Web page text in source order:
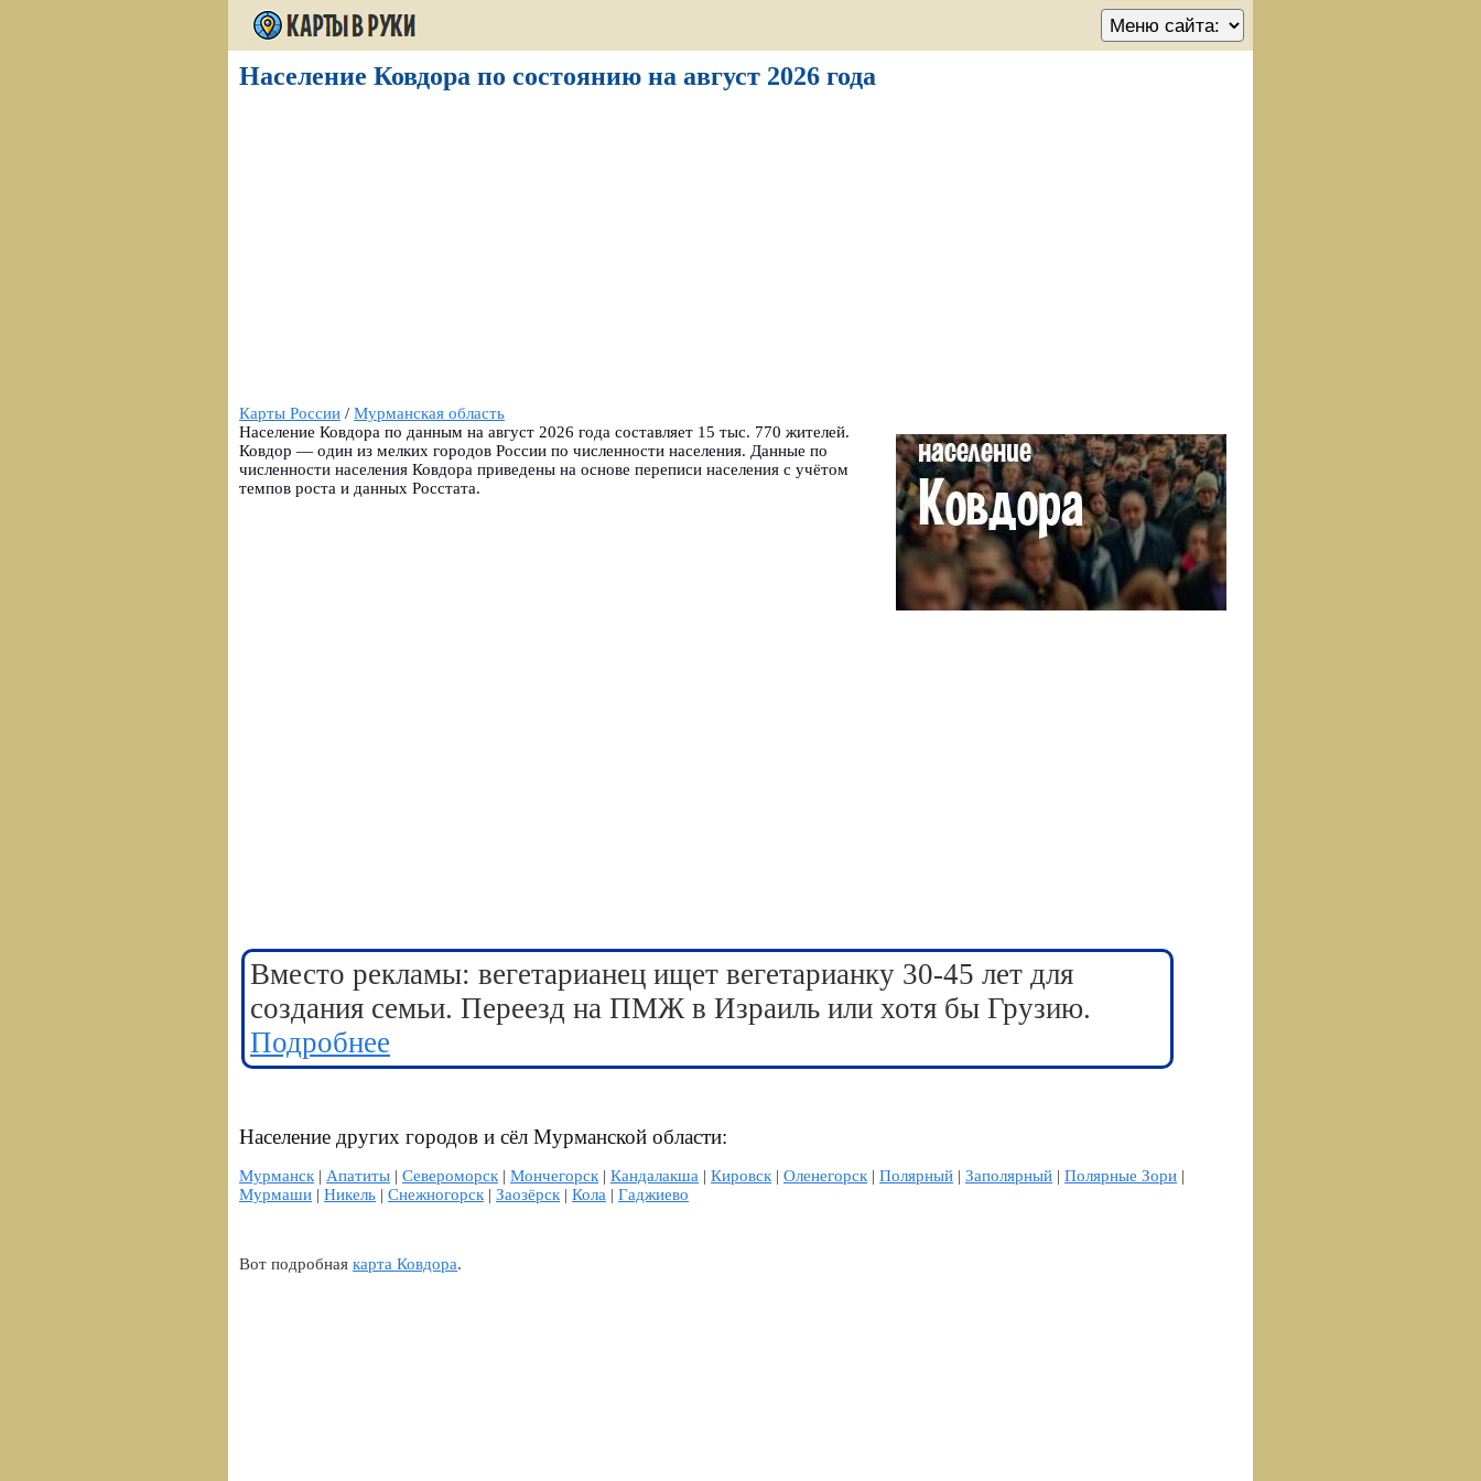
Население Ковдора по состоянию на август 2026 года
Карты России / Мурманская область
Население Ковдора по данным на август 2026 года составляет 15 тыс. 770 жителей.
Ковдор — один из мелких городов России по численности населения. Данные по
численности населения Ковдора приведены на основе переписи населения с учётом
темпов роста и данных Росстата.
Вместо рекламы: вегетарианец ищет вегетарианку 30-45 лет для
создания семьи. Переезд на ПМЖ в Израиль или хотя бы Грузию.
Подробнее
Население других городов и сёл Мурманской области:
Мурманск | Апатиты | Североморск | Мончегорск | Кандалакша | Кировск | Оленегорск | Полярный | Заполярный | Полярные Зори |
Мурмаши | Никель | Снежногорск | Заозёрск | Кола | Гаджиево
Вот подробная карта Ковдора.